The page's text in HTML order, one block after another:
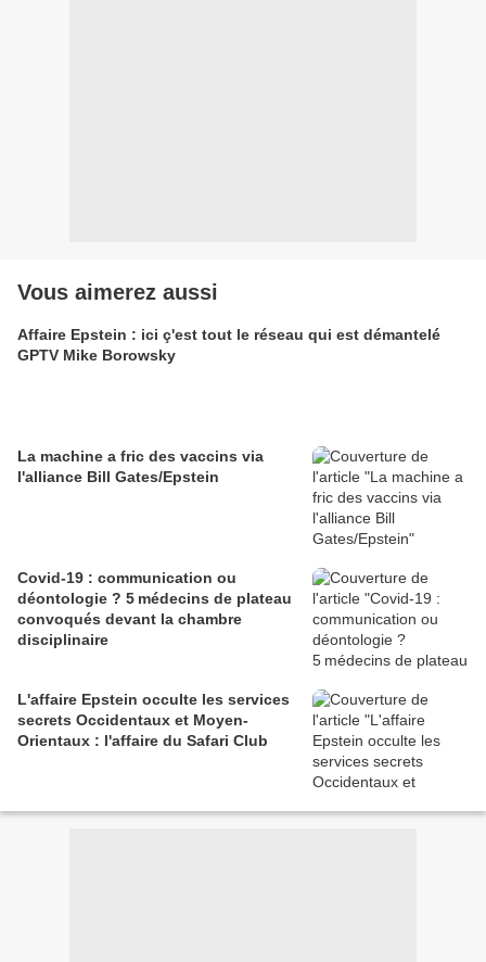
Vous aimerez aussi
Affaire Epstein : ici ç'est tout le réseau qui est démantelé
GPTV Mike Borowsky
La machine a fric des vaccins via
l'alliance Bill Gates/Epstein
Covid-19 : communication ou
déontologie ? 5 médecins de plateau
convoqués devant la chambre
disciplinaire
L'affaire Epstein occulte les services
secrets Occidentaux et Moyen-
Orientaux : l'affaire du Safari Club